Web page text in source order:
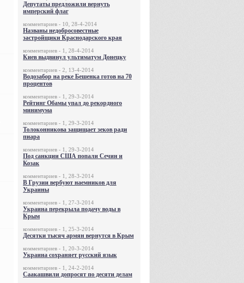
Депутаты предложили вернуть
имперский флаг
комментариев - 10, 28-4-2014
Названы недобросовестные
застройщики Краснодарского края
комментариев - 1, 28-4-2014
Киев выдвинул ультиматум Донецку
комментариев - 2, 13-4-2014
Водозабор на реке Бешенка готов на 70
процентов
комментариев - 1, 29-3-2014
Рейтинг Обамы упал до рекордного
минимума
комментариев - 1, 29-3-2014
Толоконникова защищает зеков ради
пиара
комментариев - 1, 29-3-2014
Под санкции США попали Сечин и
Козак
комментариев - 1, 28-3-2014
В Грузии вербуют наемников для
Украины
комментариев - 1, 27-3-2014
Украина перекрыла подачу воды в
Крым
комментариев - 1, 25-3-2014
Десятки тысяч армян вернутся в Крым
комментариев - 1, 20-3-2014
Украина сохраняет русский язык
комментариев - 1, 24-2-2014
Саакашвили допросят по десяти делам